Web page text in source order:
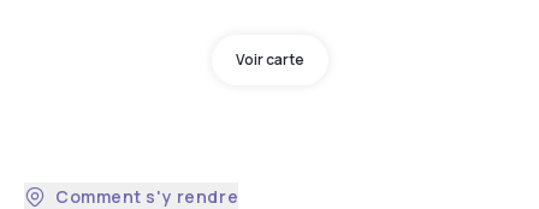
Voir carte
Comment s'y rendre